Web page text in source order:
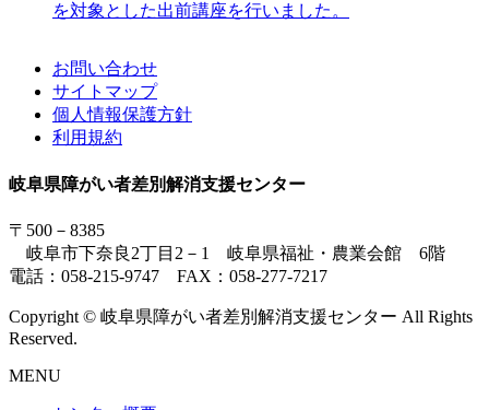
を対象とした出前講座を行いました。
お問い合わせ
サイトマップ
個人情報保護方針
利用規約
岐阜県障がい者差別解消支援センター
〒500－8385
岐阜市下奈良2丁目2－1 岐阜県福祉・農業会館 6階
電話：058-215-9747 FAX：058-277-7217
Copyright © 岐阜県障がい者差別解消支援センター All Rights
Reserved.
MENU